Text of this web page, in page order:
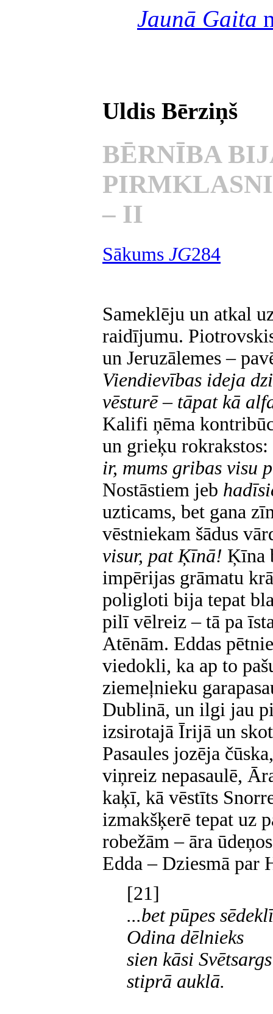
Jaunā Gaita
Uldis Bērziņš
BĒRNĪBA
– II
Sākums JG284
Sameklēju un atkal
raidījumu.
un Jeruzālemes –
Viendievības ideja
vēsturē – tāpat kā
Kalifi ņēma
un grieķu rokrakstos:
ir, mums gribas visu
Nostāstiem jeb
uzticams, bet gana
vēstniekam šādus
visur, pat Ķīnā! Ķīna
impērijas grāmatu
poligloti bija tepat
pilī vēlreiz – tā pa
Atēnām. Eddas
viedokli, ka ap to
ziemeļnieku
Dublinā, un ilgi jau
izsirotajā Īrijā un
Pasaules jozēja
viņreiz nepasaulē,
kaķī, kā vēstīts
izmakšķerē tepat uz
robežām – āra
Edda – Dziesmā par
[21]
...bet pūpes sēdeklī
Odina dēlnieks
sien kāsi Svētsargs
stiprā auklā.